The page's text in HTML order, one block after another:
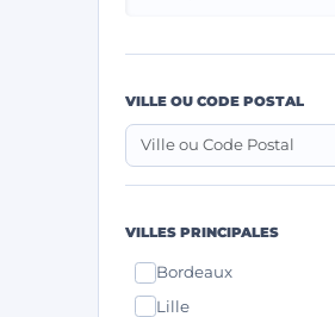
VILLE OU CODE POSTAL
VILLES PRINCIPALES
Bordeaux
Lille